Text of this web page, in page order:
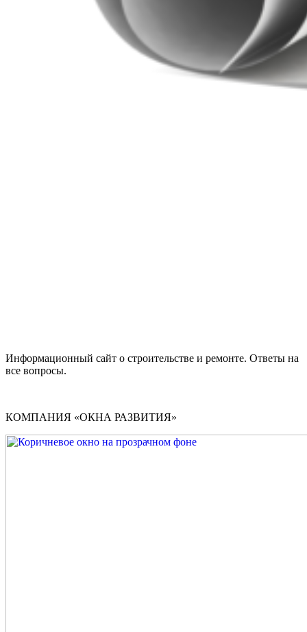
Информационный сайт о строительстве и ремонте. Ответы на
все вопросы.
КОМПАНИЯ «ОКНА РАЗВИТИЯ»